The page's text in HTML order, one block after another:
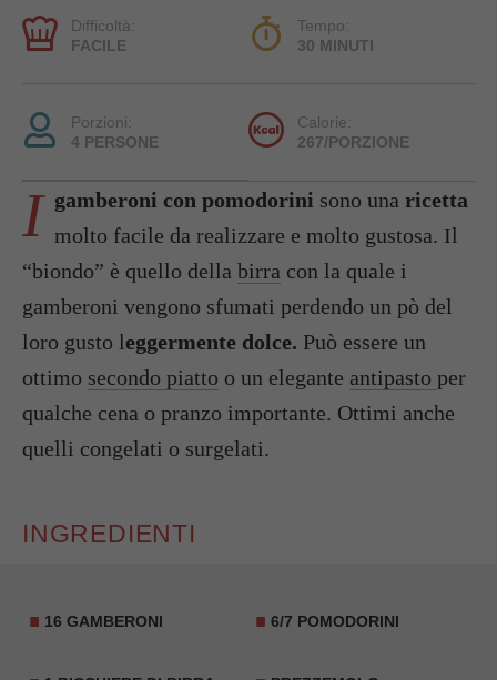
Difficoltà:
FACILE
Tempo:
30 MINUTI
Porzioni:
4 PERSONE
Calorie:
267/PORZIONE
I gamberoni con pomodorini sono una ricetta
molto facile da realizzare e molto gustosa. Il
“biondo” è quello della birra con la quale i
gamberoni vengono sfumati perdendo un pò del
loro gusto leggermente dolce. Può essere un
ottimo secondo piatto o un elegante antipasto per
qualche cena o pranzo importante. Ottimi anche
quelli congelati o surgelati.
INGREDIENTI
16 GAMBERONI 6/7 POMODORINI